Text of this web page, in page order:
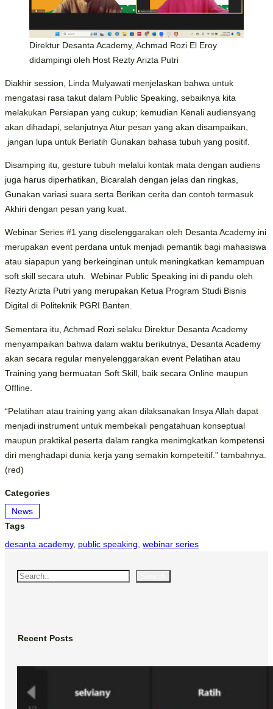
Direktur Desanta Academy, Achmad Rozi El Eroy
didampingi oleh Host Rezty Arizta Putri
Diakhir session, Linda Mulyawati menjelaskan bahwa untuk
mengatasi rasa takut dalam Public Speaking, sebaiknya kita
melakukan Persiapan yang cukup; kemudian Kenali audiensyang
akan dihadapi, selanjutnya Atur pesan yang akan disampaikan,
jangan lupa untuk Berlatih Gunakan bahasa tubuh yang positif.
Disamping itu, gesture tubuh melalui kontak mata dengan audiens
juga harus diperhatikan, Bicaralah dengan jelas dan ringkas,
Gunakan variasi suara serta Berikan cerita dan contoh termasuk
Akhiri dengan pesan yang kuat.
Webinar Series #1 yang diselenggarakan oleh Desanta Academy ini
merupakan event perdana untuk menjadi pemantik bagi mahasiswa
atau siapapun yang berkeinginan untuk meningkatkan kemampuan
soft skill secara utuh. Webinar Public Speaking ini di pandu oleh
Rezty Arizta Putri yang merupakan Ketua Program Studi Bisnis
Digital di Politeknik PGRI Banten.
Sementara itu, Achmad Rozi selaku Direktur Desanta Academy
menyampaikan bahwa dalam waktu berikutnya, Desanta Academy
akan secara regular menyelenggarakan event Pelatihan atau
Training yang bermuatan Soft Skill, baik secara Online maupun
Offline.
“Pelatihan atau training yang akan dilaksanakan Insya Allah dapat
menjadi instrument untuk membekali pengatahuan konseptual
maupun praktikal peserta dalam rangka menimgkatkan kompetensi
diri menghadapi dunia kerja yang semakin kompeteitif.” tambahnya.
(red)
Categories
News
Tags
desanta academy, public speaking, webinar series
Recent Posts
Webinars Series #1: Public Speaking for
Beginner